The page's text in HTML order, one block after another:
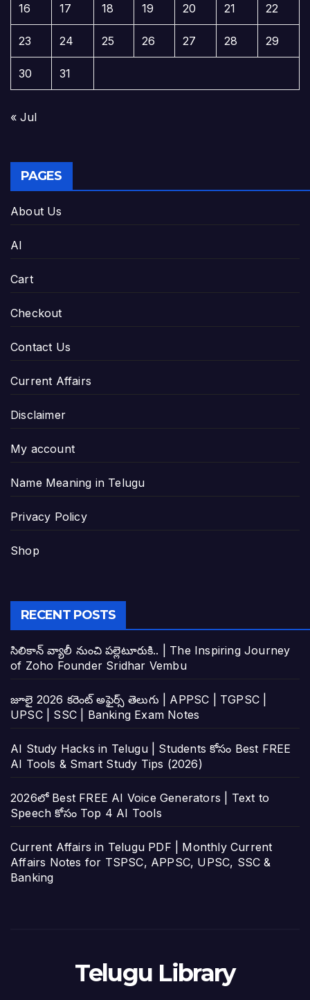
16 17 18 19 20 21 22
23 24 25 26 27 28 29
30 31
« Jul
PAGES
About Us
AI
Cart
Checkout
Contact Us
Current Affairs
Disclaimer
My account
Name Meaning in Telugu
Privacy Policy
Shop
RECENT POSTS
సిలికాన్ వ్యాలీ నుంచి పల్లెటూరుకి.. | The Inspiring Journey
of Zoho Founder Sridhar Vembu
జూలై 2026 కరెంట్ అఫైర్స్ తెలుగు | APPSC | TGPSC |
UPSC | SSC | Banking Exam Notes
AI Study Hacks in Telugu | Students కోసం Best FREE
AI Tools & Smart Study Tips (2026)
2026లో Best FREE AI Voice Generators | Text to
Speech కోసం Top 4 AI Tools
Current Affairs in Telugu PDF | Monthly Current
Affairs Notes for TSPSC, APPSC, UPSC, SSC &
Banking
Telugu Library